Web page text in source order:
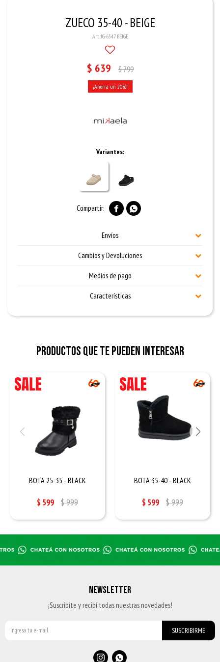
ZUECO 35-40 - BEIGE
JG-6547 BEIGE
$ 639 $799
20
Variantes:
 
Envíos
Cambios y Devoluciones
Medios de pago
Características
Productos que te pueden interesar
BOTA 25-35 - BLACK
$ 599 $999
BOTA 35-40 - BLACK
$ 599 $999
NEWSLETTER
¡Suscribite y recibí todas nuestras novedades!
SUSCRIBIRME
 